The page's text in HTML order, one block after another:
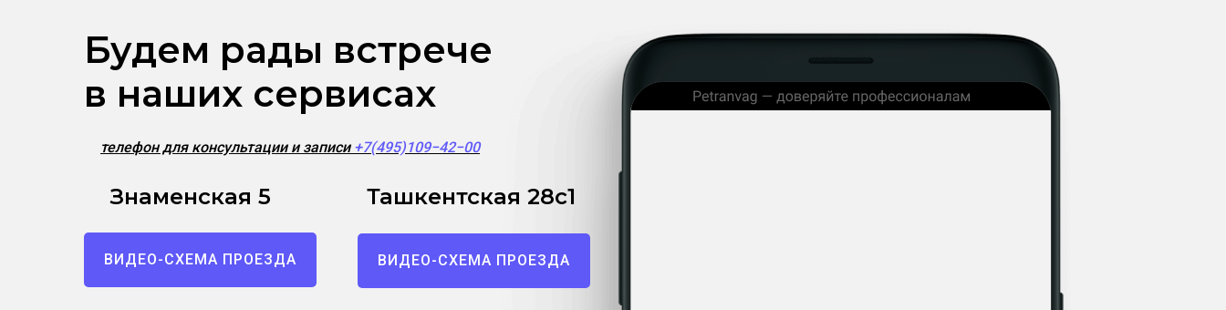
Будем рады встрече
в наших сервисах
телефон для консультации и записи +7(495)109−42−00
Знаменская 5
ВИДЕО-СХЕМА ПРОЕЗДА
Ташкентская 28с1
ВИДЕО-СХЕМА ПРОЕЗДА